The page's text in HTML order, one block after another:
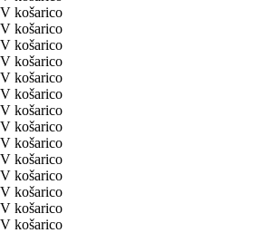
V košarico
V košarico
V košarico
V košarico
V košarico
V košarico
V košarico
V košarico
V košarico
V košarico
V košarico
V košarico
V košarico
V košarico